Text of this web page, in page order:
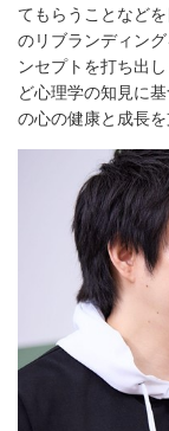
てもらうことなど
のリブランディン
ンセプトを打ち出
ど心理学の知見に
の心の健康と成長